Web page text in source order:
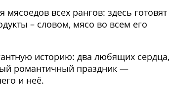
всех рангов: здесь готовят
– словом, мясо во всем его
историю: два любящих сердца,
романтичный праздник —
и неё.